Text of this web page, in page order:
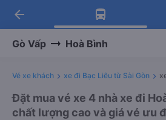
Tải app Vexere ngay!
Nhận ưu đãi thành viên
Tải app Vexere
-30k/ghế khi đặt vé máy
arrow_back
Gò Vấp Hoà Bình
Vé xe khách xe đi Bạc Liêu từ Sài Gòn
Đặt mua vé xe 4 nhà xe đi
chất lượng cao và giá vé ưu